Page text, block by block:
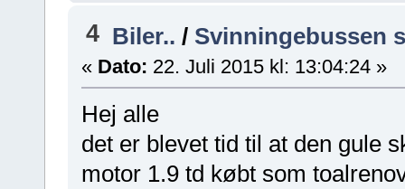
4 Biler.. / Svinningebussen
« Dato: 22. Juli 2015 kl: 13:04:24 »
Hej alle
det er blevet tid til at den gule
motor 1.9 td købt som